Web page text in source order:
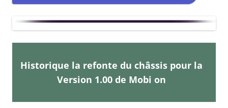
Historique la refonte du châssis pour la
Version 1.00 de Mobi on